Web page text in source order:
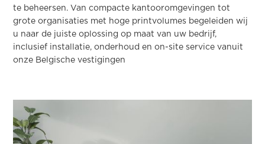
te beheersen. Van compacte kantooromgevingen tot
grote organisaties met hoge printvolumes begeleiden wij
u naar de juiste oplossing op maat van uw bedrijf,
inclusief installatie, onderhoud en on-site service vanuit
onze Belgische vestigingen